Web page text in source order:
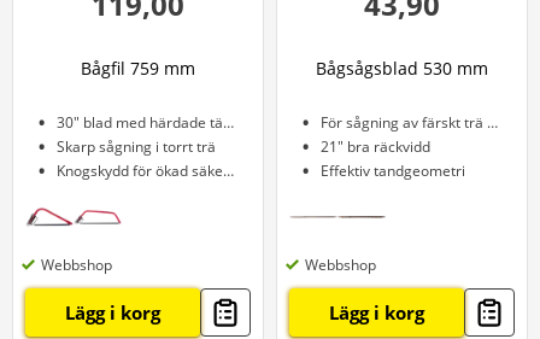
Bågfil 759 mm
30" blad med härdade tänder
Skarp sågning i torrt trä
Knogskydd för ökad säkerhet
Webbshop
Lägg i korg
Bågsågsblad 530 mm
För sågning av färskt trä och brännved
21" bra räckvidd
Effektiv tandgeometri
Webbshop
Lägg i korg